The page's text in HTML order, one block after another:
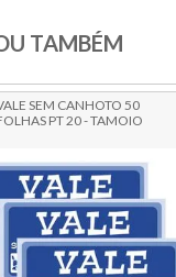
TAMBÉM
SEM CANHOTO 50
PT 20 - TAMOIO